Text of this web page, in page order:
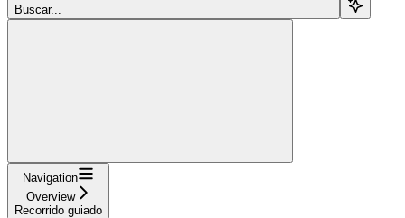
Buscar...
Navigation
Overview
Recorrido guiado